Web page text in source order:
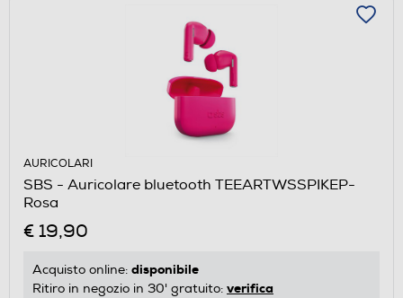
AURICOLARI
SBS - Auricolare bluetooth TEEARTWSSPIKEP-
Rosa
€ 19,90
Acquisto online: disponibile
Ritiro in negozio in 30' gratuito: verifica